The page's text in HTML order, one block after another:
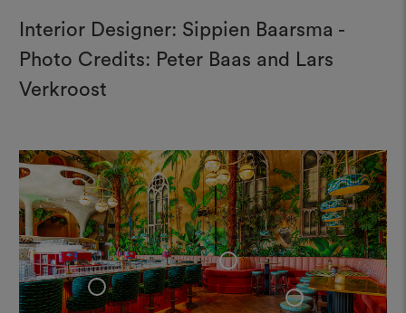
Interior Designer: Sippien Baarsma -
Photo Credits: Peter Baas and Lars
Verkroost
+
+
+